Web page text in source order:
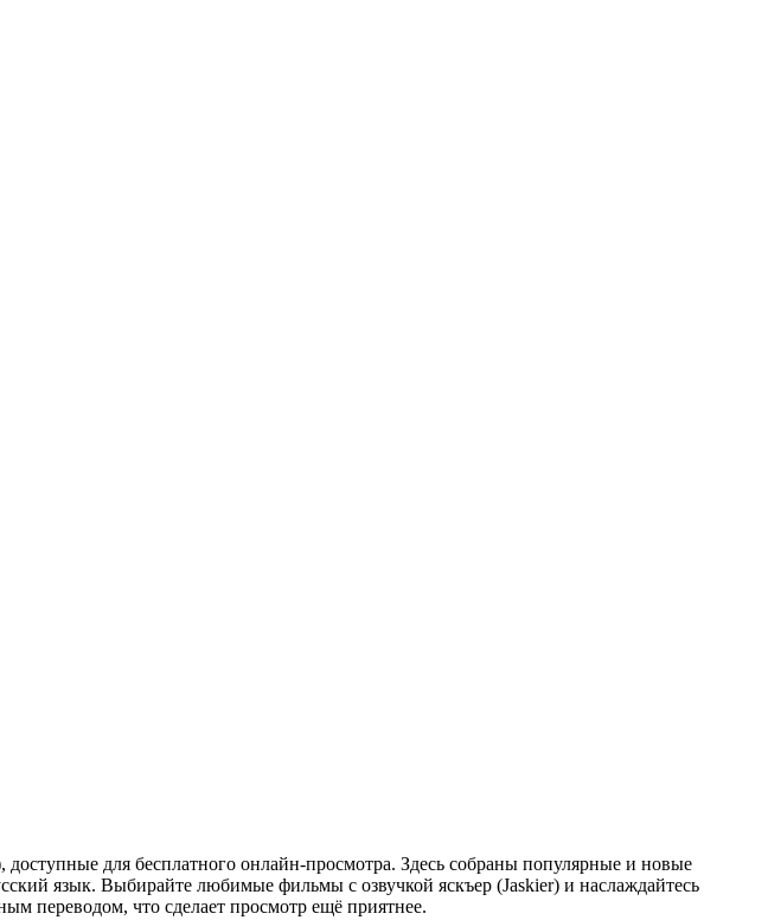
для бесплатного онлайн-просмотра. Здесь собраны популярные и новые
язык. Выбирайте любимые фильмы с озвучкой яскъер (Jaskier) и наслаждайтесь
переводом, что сделает просмотр ещё приятнее.